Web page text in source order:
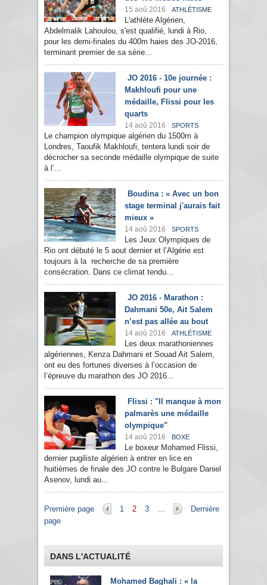
15 aoû 2016 ATHLÉTISME
L'athlète Algérien,
Abdelmalik Lahoulou, s'est qualifié, lundi à Rio,
pour les demi-finales du 400m haies des JO-2016,
terminant premier de sa série...
JO 2016 - 10e journée :
Makhloufi pour une
médaille, Flissi pour les
quarts
14 aoû 2016 SPORTS
Le champion olympique algérien du 1500m à
Londres, Taoufik Makhloufi, tentera lundi soir de
décrocher sa seconde médaille olympique de suite
à l’...
Boudina : « Avec un bon
stage terminal j'aurais fait
mieux »
14 aoû 2016 SPORTS
Les Jeux Olympiques de
Rio ont débuté le 5 aout dernier et l’Algérie est
toujours à la recherche de sa première
consécration. Dans ce climat tendu...
JO 2016 - Marathon :
Dahmani 50e, Ait Salem
n’est pas allée au bout
14 aoû 2016 ATHLÉTISME
Les deux marathoniennes
algériennes, Kenza Dahmani et Souad Ait Salem,
ont eu des fortunes diverses à l’occasion de
l’épreuve du marathon des JO 2016...
Flissi : "Il manque à mon
palmarès une médaille
olympique"
14 aoû 2016 BOXE
Le boxeur Mohamed Flissi,
dernier pugiliste algérien à entrer en lice en
huitièmes de finale des JO contre le Bulgare Daniel
Asenov, lundi au...
Pages
Première page 1 2 3 …
Dernière
page
DANS L'ACTUALITÉ
Mohamed Baghali : « la